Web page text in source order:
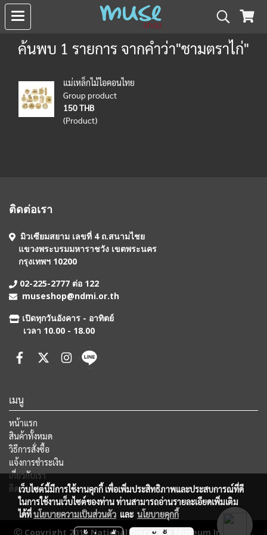
ค้นพบ 1 รายการ จากคำว่า"ชามตราไก่"
แม่เหล็กไม้ไอคอนไทย
Group product
150 THB
(Product)
ติดต่อเรา
มิวเซียมสยาม เลขที่ 4 ถ.สนามไชย
แขวงพระบรมมหาราชวัง เขตพระนคร
กรุงเทพฯ 10200
02-225-2777 ต่อ 122
museshop@ndmi.or.th
เปิดทุกวันอังคาร - อาทิตย์
เวลา 10.00 - 18.00
เมนู
หน้าแรก
สินค้าทั้งหมด
วิธีการสั่งซื้อ
แจ้งการชำระเงิน
เกี่ยวกับเรา
ติดต่อเรา
Ⓒ Copyright 2015 National Discovery Museum Institute,
เว็บไซต์นี้มีการใช้งานคุกกี้ เพื่อเพิ่มประสิทธิภาพและประสบการณ์ที่ดี
ในการใช้งานเว็บไซต์ของท่าน ท่านสามารถอ่านรายละเอียดเพิ่มเติม
ได้ที่นโยบายความเป็นส่วนตัว และ นโยบายคุกกี้